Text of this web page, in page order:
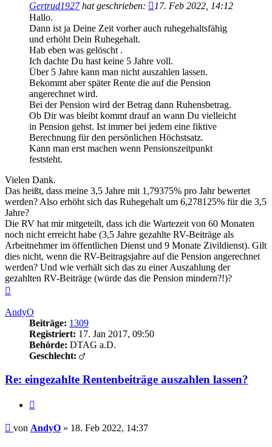
Gertrud1927hat geschrieben:
17. Feb 2022, 14:12
Hallo.
Dann ist ja Deine Zeit vorher auch ruhegehaltsfähig
und erhöht Dein Ruhegehalt.
Hab eben was gelöscht .
Ich dachte Du hast keine 5 Jahre voll.
Über 5 Jahre kann man nicht auszahlen lassen.
Bekommt aber später Rente die auf die Pension
angerechnet wird.
Bei der Pension wird der Betrag dann Ruhensbetrag.
Ob Dir was bleibt kommt drauf an wann Du vielleicht
in Pension gehst. Ist immer bei jedem eine fiktive
Berechnung für den persönlichen Höchstsatz.
Kann man erst machen wenn Pensionszeitpunkt
feststeht.
Vielen Dank.
Das heißt, dass meine 3,5 Jahre mit 1,79375% pro Jahr bewertet
werden? Also erhöht sich das Ruhegehalt um 6,278125% für die 3,5
Jahre?
Die RV hat mir mitgeteilt, dass ich die Wartezeit von 60 Monaten
noch nicht erreicht habe (3,5 Jahre gezahlte RV-Beiträge als
Arbeitnehmer im öffentlichen Dienst und 9 Monate Zivildienst). Gilt
dies nicht, wenn die RV-Beitragsjahre auf die Pension angerechnet
werden? Und wie verhält sich das zu einer Auszahlung der
gezahlten RV-Beiträge (würde das die Pension mindern?!)?
AndyO
Beiträge: 1309
Registriert: 17. Jan 2017, 09:50
Behörde: DTAG a.D.
Geschlecht:
Re: eingezahlte Rentenbeiträge auszahlen lassen?
Beitrag
von AndyO » 18. Feb 2022, 14:37